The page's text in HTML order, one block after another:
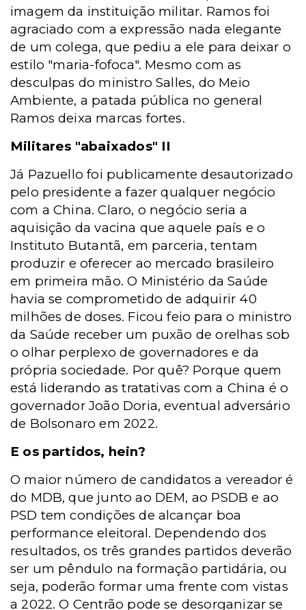
imagem da instituição militar. Ramos foi
agraciado com a expressão nada elegante
de um colega, que pediu a ele para deixar o
estilo "maria-fofoca". Mesmo com as
desculpas do ministro Salles, do Meio
Ambiente, a patada pública no general
Ramos deixa marcas fortes.
Militares "abaixados" II
Já Pazuello foi publicamente desautorizado
pelo presidente a fazer qualquer negócio
com a China. Claro, o negócio seria a
aquisição da vacina que aquele país e o
Instituto Butantã, em parceria, tentam
produzir e oferecer ao mercado brasileiro
em primeira mão. O Ministério da Saúde
havia se comprometido de adquirir 40
milhões de doses. Ficou feio para o ministro
da Saúde receber um puxão de orelhas sob
o olhar perplexo de governadores e da
própria sociedade. Por quê? Porque quem
está liderando as tratativas com a China é o
governador João Doria, eventual adversário
de Bolsonaro em 2022.
E os partidos, hein?
O maior número de candidatos a vereador é
do MDB, que junto ao DEM, ao PSDB e ao
PSD tem condições de alcançar boa
performance eleitoral. Dependendo dos
resultados, os três grandes partidos deverão
ser um pêndulo na formação partidária, ou
seja, poderão formar uma frente com vistas
a 2022. O Centrão pode se desorganizar se